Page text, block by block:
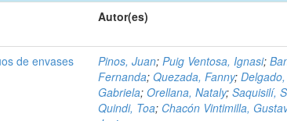
Autor(es)
de envases
Pinos, Juan;Puig Ventosa, Ignasi;
Fernanda;Quezada, Fanny;Delgado,
Gabriela;Orellana, Nataly;Saquisilí,
Quindi, Toa; Chacón Vintimilla,